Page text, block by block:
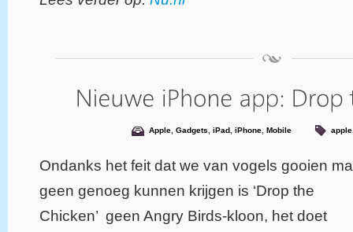
Apple, Gadgets, iPad, iPhone, Mobile apple
Ondanks het feit dat we van vogels gooien
geen genoeg kunnen krijgen is ‘Drop the
Chicken’ geen Angry Birds-kloon, het doet